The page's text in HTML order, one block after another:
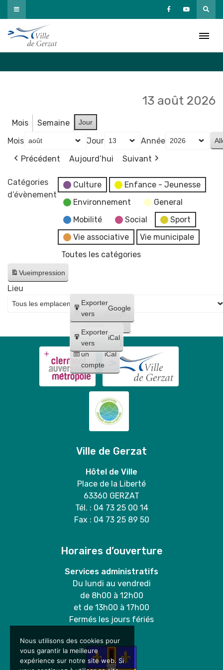
Passer
au
contenu
13 août 2026
Mois Semaine Jour
Mois Jour
Année
Précédent
Aujourd’hui Suivant
Catégories
d’évènement
Culture
Enfance - Jeunesse
Environnement
General
Mobilité
Social
Sport
Vie associative
Vie municipale
Toutes les catégories
Vueimpression
Créer
un
compte
Google
Créer
un
compte
iCal
Exporter
vers
Google
Exporter
vers
iCal
Lieu
Ville de Gerzat
Hôtel de Ville
Place de la Liberté
63360 GERZAT
Tél. : 04 73 25 00 14
Fax : 04 73 25 89 50
Horaires d’ouverture
Services administratifs
Du lundi au vendredi
de 8h00 à 12h00
et de 13h00 à 17h00
Fermés les jours fériés
Nous utilisons des cookies pour
vous garantir la meilleure
expérience sur notre site web. Si